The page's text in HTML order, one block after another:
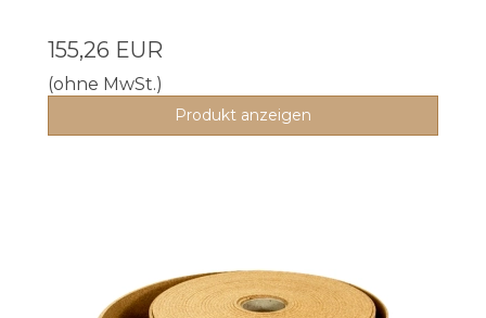
155,26 EUR
(ohne MwSt.)
Produkt anzeigen